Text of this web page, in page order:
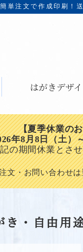
単注文で作成印刷！
はがきデザ
【夏季休業の
年8月8日（土）
の期間休業とさ
文・お問い合わせ
き・自由用